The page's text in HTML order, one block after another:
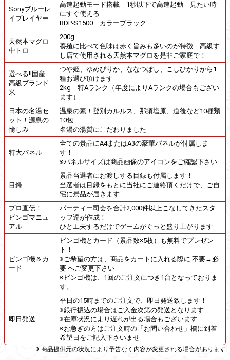
Sonyブルーレ
イプレイヤー
高速起動モード搭載 1秒以下で高速起動 見たい時
にすぐ使える
BDP-S1500 カラーブラック
天然本マグロ
中トロ
200g
養殖に比べて色味は赤く旨みも多いのが特徴 高級す
し店で使用される天然本マグロを是非ご家庭で！
選べる!!国産
高級ブランド
米
つや姫、ゆめぴりか、ななつぼし、こしひかりから1
種お選び頂けます
2kg 特Aランク（年度によりAランクの場合もござい
ます）
日本の名湯セ
ット！源泉の
愉しみ
温泉の素！登別カルルス、那須塩原、道後など10種類
10包
名湯の湯質にこだわりました
特大パネル
全ての景品にA4またはA3の豪華パネルが付属しま
す！
※パネルサイズは商品画像のアイコンをご確認下さい
目録
景品当選者にお渡しする目録も付属します！
当選者は目録をもとに当社にご連絡頂くだけで、ご自
宅に景品が届きます
プロ直伝！
ビンゴマニュ
アル
パーティー司会を合計2,000件以上こなしてきたスタ
ッフ達が作成！
ひと工夫するだけでゲームがぐっと盛り上がります
ビンゴ機＆カ
ード
ビンゴ機とカード（景品数×5枚）も無料でプレゼン
ト！
※ご希望の方は、商品をカートに入れる際に 不要→必
要 へご変更下さい
※ビンゴ機は、1回のご注文につき1台となっておりま
す。
即日発送
平日の15時までのご注文で、即日発送致します！
※銀行振込の場合はご入金次第の発送となります
※在庫状況により遅れが出る場合もございます
※お急ぎの方はご注文時の「お問い合わせ」欄に到着
希望日をご記入下さいませ
※ 商品提供元の状況により予告なく内容が変更される場合があります